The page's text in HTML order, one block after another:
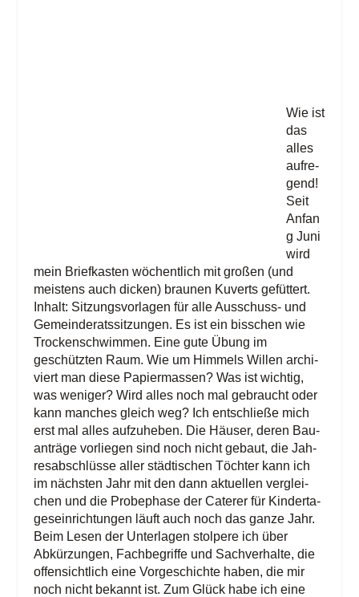
Wie ist
das
alles
auf­re­
gend!
Seit
Anfan
g Juni
wird
mein Brief­kas­ten wöchent­lich mit gro­ßen (und
meis­tens auch dicken) brau­nen Kuverts gefüt­tert.
Inhalt: Sit­zungs­vor­la­gen für alle Aus­schuss- und
Gemein­de­rats­sit­zun­gen. Es ist ein biss­chen wie
Tro­cken­schwim­men. Eine gute Übung im
geschütz­ten Raum. Wie um Him­mels Wil­len archi­
viert man die­se Papier­mas­sen?Was ist wich­tig,
was weni­ger? Wird alles noch mal gebraucht oder
kann man­ches gleich weg? Ich ent­schlie­ße mich
erst mal alles auf­zu­he­ben. Die Häu­ser, deren Bau­
an­trä­ge vor­lie­gen sind noch nicht gebaut, die Jah­
res­ab­schlüs­se aller städ­ti­schen Töch­ter kann ich
im nächs­ten Jahr mit den dann aktu­el­len ver­glei­
chen und die Pro­be­pha­se der Cate­rer für Kin­der­ta­
ges­ein­rich­tun­gen läuft auch noch das gan­ze Jahr.
Beim Lesen der Unter­la­gen stol­pe­re ich über
Abkür­zun­gen, Fach­be­grif­fe und Sach­ver­hal­te, die
offen­sicht­lich eine Vor­ge­schich­te haben, die mir
noch nicht bekannt ist. Zum Glück habe ich eine